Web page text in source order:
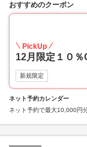
おすすめのクーポン
PickUp
12月限定１０％
新規限定
ネット予約カレンダー
ネット予約で最大10,000円